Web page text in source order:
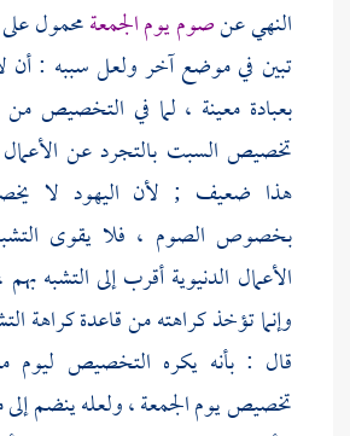
النهي عنصوم يوم الجمعةمحمول
تبين في موضع آخر ولعل سببه : أن
بعبادة معينة ، لما في التخصيص من
تخصيص السبت بالتجرد عن الأعمال
هذا ضعيف ; لأن اليهود لا
بخصوص الصوم ، فلا يقوى
الأعمال الدنيوية أقرب إلى التشبه
وإنما تؤخذ كراهته من قاعدة كراهة
قال : بأنه يكره التخصيص ليوم
تخصيص يوم الجمعة ، ولعله ينضم إلى